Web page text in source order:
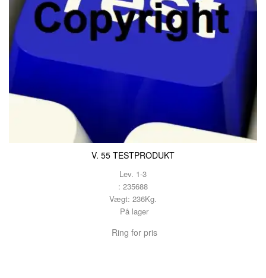
V. 55 TESTPRODUKT
Lev. 1-3
: 235688
Vægt: 236Kg.
På lager
Ring for pris